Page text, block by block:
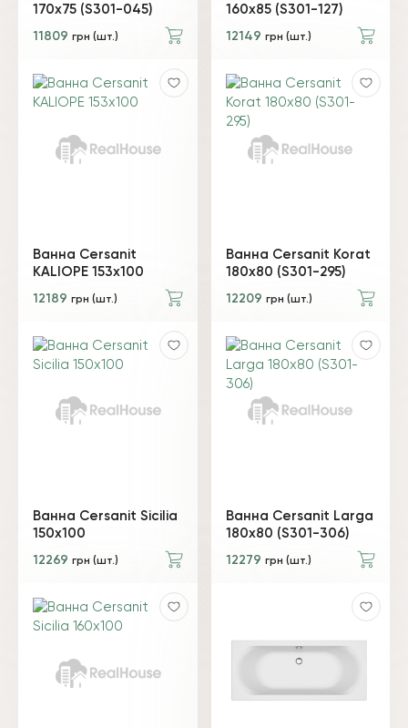
170x75 (S301-045)
11809 грн (шт.)
160x85 (S301-127)
12149 грн (шт.)
Ванна Cersanit
KALIOPE 153x100
12189 грн (шт.)
Ванна Cersanit Korat
180x80 (S301-295)
12209 грн (шт.)
Ванна Cersanit Sicilia
150x100
12269 грн (шт.)
Ванна Cersanit Larga
180x80 (S301-306)
12279 грн (шт.)